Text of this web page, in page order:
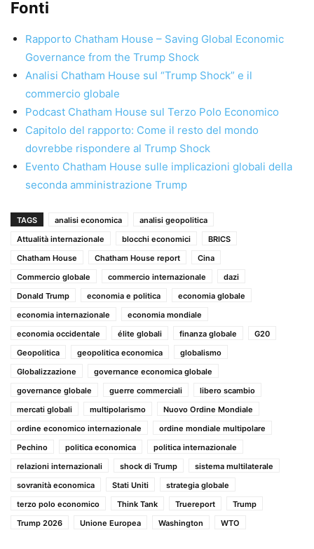
Fonti
Rapporto Chatham House – Saving Global Economic
Governance from the Trump Shock
Analisi Chatham House sul “Trump Shock” e il
commercio globale
Podcast Chatham House sul Terzo Polo Economico
Capitolo del rapporto: Come il resto del mondo
dovrebbe rispondere al Trump Shock
Evento Chatham House sulle implicazioni globali della
seconda amministrazione Trump
TAGS analisi economica
analisi geopolitica
Attualità internazionale
blocchi economici
BRICS
Chatham House
Chatham House report
Cina
Commercio globale
commercio internazionale
dazi
Donald Trump
economia e politica
economia globale
economia internazionale
economia mondiale
economia occidentale
élite globali finanza globale
G20
Geopolitica
geopolitica economica
globalismo
Globalizzazione
governance economica globale
governance globale
guerre commerciali
libero scambio
mercati globali
multipolarismo
Nuovo Ordine Mondiale
ordine economico internazionale
ordine mondiale multipolare
Pechino
politica economica
politica internazionale
relazioni internazionali
shock di Trump
sistema multilaterale
sovranità economica
Stati Uniti
strategia globale
terzo polo economico
Think Tank Truereport
Trump
Trump 2026
Unione Europea Washington WTO